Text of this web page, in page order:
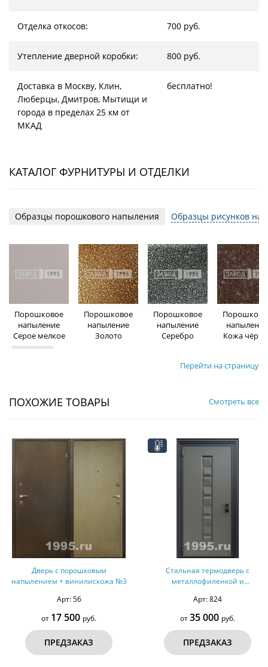
Отделка откосов: 700 руб.
Утепление дверной коробки: 800 руб.
Доставка в Москву, Клин,
Люберцы, Дмитров, Мытищи и
города в пределах 25 км от
МКАД
бесплатно!
КАТАЛОГ ФУРНИТУРЫ И ОТДЕЛКИ
Образцы порошкового напыления Образцы рисунков на
Порошковое
напыление
Серое мелкое
Порошковое
напыление
Золото
Порошковое
напыление
Серебро
напыление
Кожа
Перейти на страницу
ПОХОЖИЕ ТОВАРЫ Смотреть все
Дверь с порошковым
напылением + винилискожа №3
Арт: 56
от 17 500 руб.
ПРЕДЗАКАЗ
Стальная термодверь с
металлофиленкой и
7022 (тип №6)
Арт: 824
от35 000 руб.
ПРЕДЗАКАЗ